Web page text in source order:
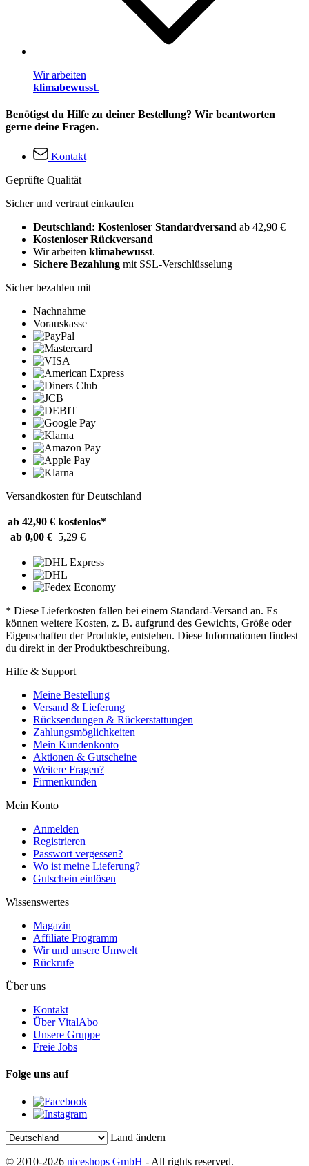
Wir arbeiten
klimabewusst.
Benötigst du Hilfe zu deiner Bestellung? Wir beantworten
gerne deine Fragen.
Kontakt
Geprüfte Qualität
Sicher und vertraut einkaufen
Deutschland: Kostenloser Standardversand ab 42,90 €
Kostenloser Rückversand
Wir arbeiten klimabewusst.
Sichere Bezahlung mit SSL-Verschlüsselung
Sicher bezahlen mit
Nachnahme
Vorauskasse
Versandkosten für Deutschland
ab 42,90 € kostenlos*
ab 0,00 € 5,29 €
* Diese Lieferkosten fallen bei einem Standard-Versand an. Es
können weitere Kosten, z. B. aufgrund des Gewichts, Größe oder
Eigenschaften der Produkte, entstehen. Diese Informationen findest
du direkt in der Produktbeschreibung.
Hilfe & Support
Meine Bestellung
Versand & Lieferung
Rücksendungen & Rückerstattungen
Zahlungsmöglichkeiten
Mein Kundenkonto
Aktionen & Gutscheine
Weitere Fragen?
Firmenkunden
Mein Konto
Anmelden
Registrieren
Passwort vergessen?
Wo ist meine Lieferung?
Gutschein einlösen
Wissenswertes
Magazin
Affiliate Programm
Wir und unsere Umwelt
Rückrufe
Über uns
Kontakt
Über VitalAbo
Unsere Gruppe
Freie Jobs
Folge uns auf
Land ändern
© 2010-2026 niceshops GmbH - All rights reserved.